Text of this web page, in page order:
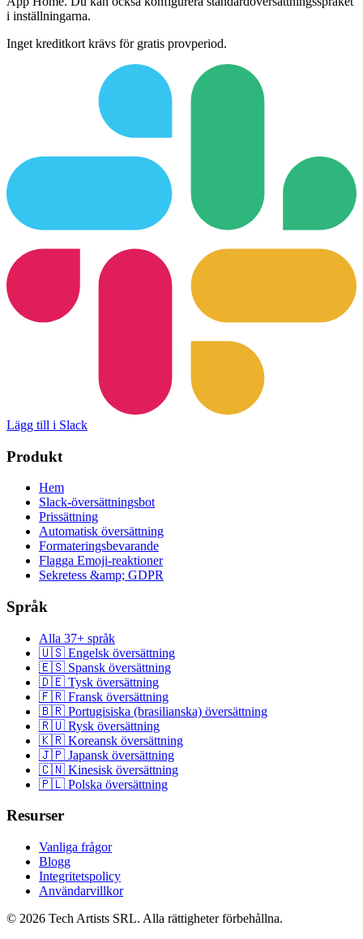
i inställningarna.
Inget kreditkort krävs för gratis provperiod.
Lägg till i Slack
Produkt
Hem
Slack-översättningsbot
Prissättning
Automatisk översättning
Formateringsbevarande
Flagga Emoji-reaktioner
Sekretess &amp; GDPR
Språk
Alla 37+ språk
🇺🇸 Engelsk översättning
🇪🇸 Spansk översättning
🇩🇪 Tysk översättning
🇫🇷 Fransk översättning
🇧🇷 Portugisiska (brasilianska) översättning
🇷🇺 Rysk översättning
🇰🇷 Koreansk översättning
🇯🇵 Japansk översättning
🇨🇳 Kinesisk översättning
🇵🇱 Polska översättning
Resurser
Vanliga frågor
Blogg
Integritetspolicy
Användarvillkor
© 2026 Tech Artists SRL. Alla rättigheter förbehållna.